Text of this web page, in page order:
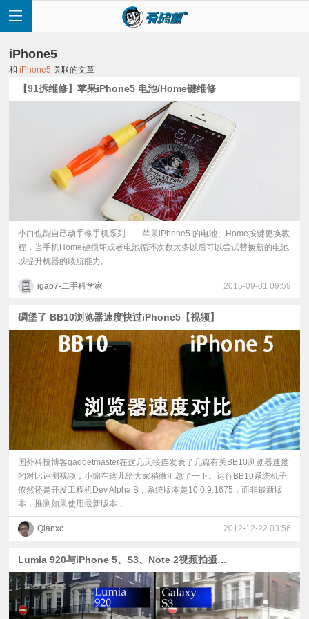
评
视
科
普
体
验
题
iPhone5
和iPhone5 关联的文章
【91拆维修】苹果iPhone5 电池/Home键维修
小白也能自己动手修手机系列——苹果iPhone5 的电池、Home按键更换教
程，当手机Home键损坏或者电池循环次数太多以后可以尝试替换新的电池
以提升机器的续航能力。
igao7-二手科学家 2015-09-01 09:59
碉堡了 BB10浏览器速度快过iPhone5【视频】
国外科技博客gadgetmaster在这几天接连发表了几篇有关BB10浏览器速度
的对比评测视频，小编在这儿给大家稍微汇总了一下。运行BB10系统机子
依然还是开发工程机Dev Alpha B，系统版本是10.0.9.1675，而非最新版
本，推测如果使用最新版本，
Qianxc 2012-12-22 03:56
Lumia 920与iPhone 5、S3、Note 2视频拍摄能力对比